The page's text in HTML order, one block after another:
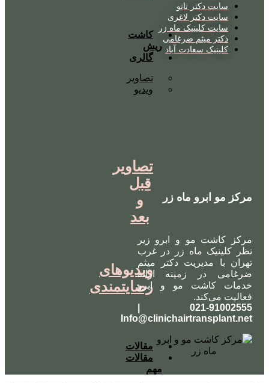
کاشت
ریش
گالری
تصاویر
ویدیو
تصاویر
قبل
و
بعد
ویدیوهای
رضایتمندی
مقالات
مقالات
مهم
سایت دکتر تاتو
سایت دکتر لاغری
سایت کلینیک ماه زر
دکتر میثم ضرغامی
کلینیک سعادت آباد
مرکز مو ابرو ماه زر
مرکز کاشت مو و ابرو زیر
نظر کلینیک ماه زر در غرب
تهران با مدیریت دکتر میثم
ضرغامی در زمینه ارائه
خدمات کاشت مو و ابرو
فعالیت می‌کند.
Info@clinichairtransplant.net